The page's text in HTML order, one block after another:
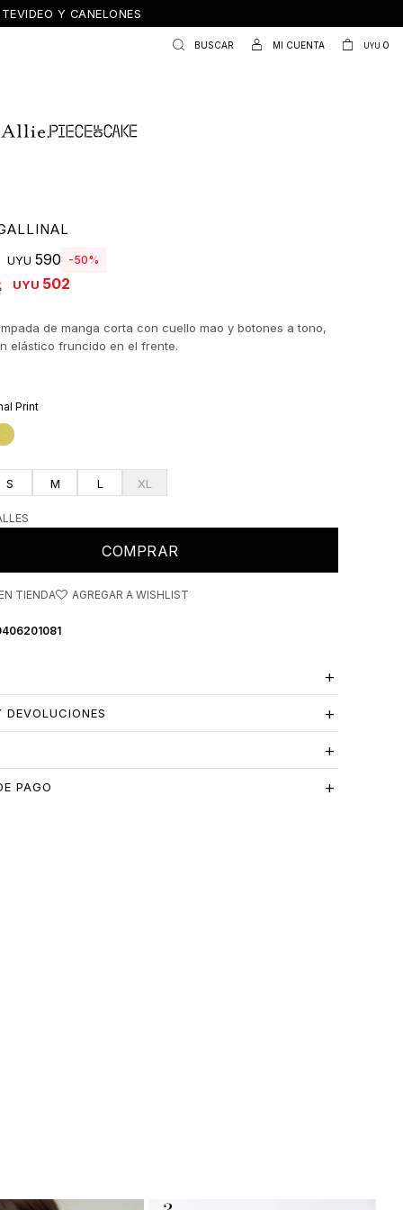
Y CANELONES
UYU 0
UYU 590
50
UYU 502
de manga corta con cuello mao y botones a tono,
elástico fruncido en el frente.
Print
S M L XL
COMPRAR
TIENDA
DEVOLUCIONES
PAGO